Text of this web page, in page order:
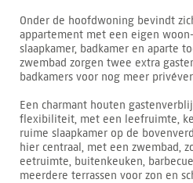
Onder de hoofdwoning bevindt
appartement met een eigen
slaapkamer, badkamer en aparte
zwembad zorgen twee extra
badkamers voor nog meer
Een charmant houten
flexibiliteit, met een leefruimte,
ruime slaapkamer op de
hier centraal, met een zwembad,
eetruimte, buitenkeuken,
meerdere terrassen voor zon en